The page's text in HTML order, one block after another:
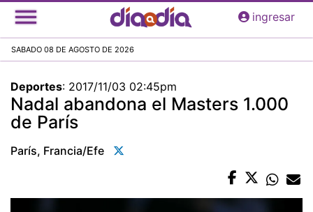
Pasar
al
principal
ingresar
SABADO 08 DE AGOSTO DE 2026
Deportes: 2017/11/03 02:45pm
Nadal abandona el Masters 1.000
de París
París, Francia/efe